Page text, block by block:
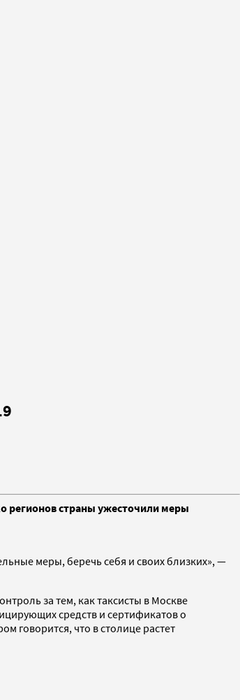
регионов страны ужесточили меры
меры, беречь себя и своих близких», —
за тем, как таксисты в Москве
средств и сертификатов о
говорится, что в столице растет